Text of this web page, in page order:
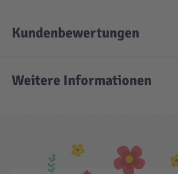
LEGO® Blumen
Kundenbewertungen
Weitere Informationen